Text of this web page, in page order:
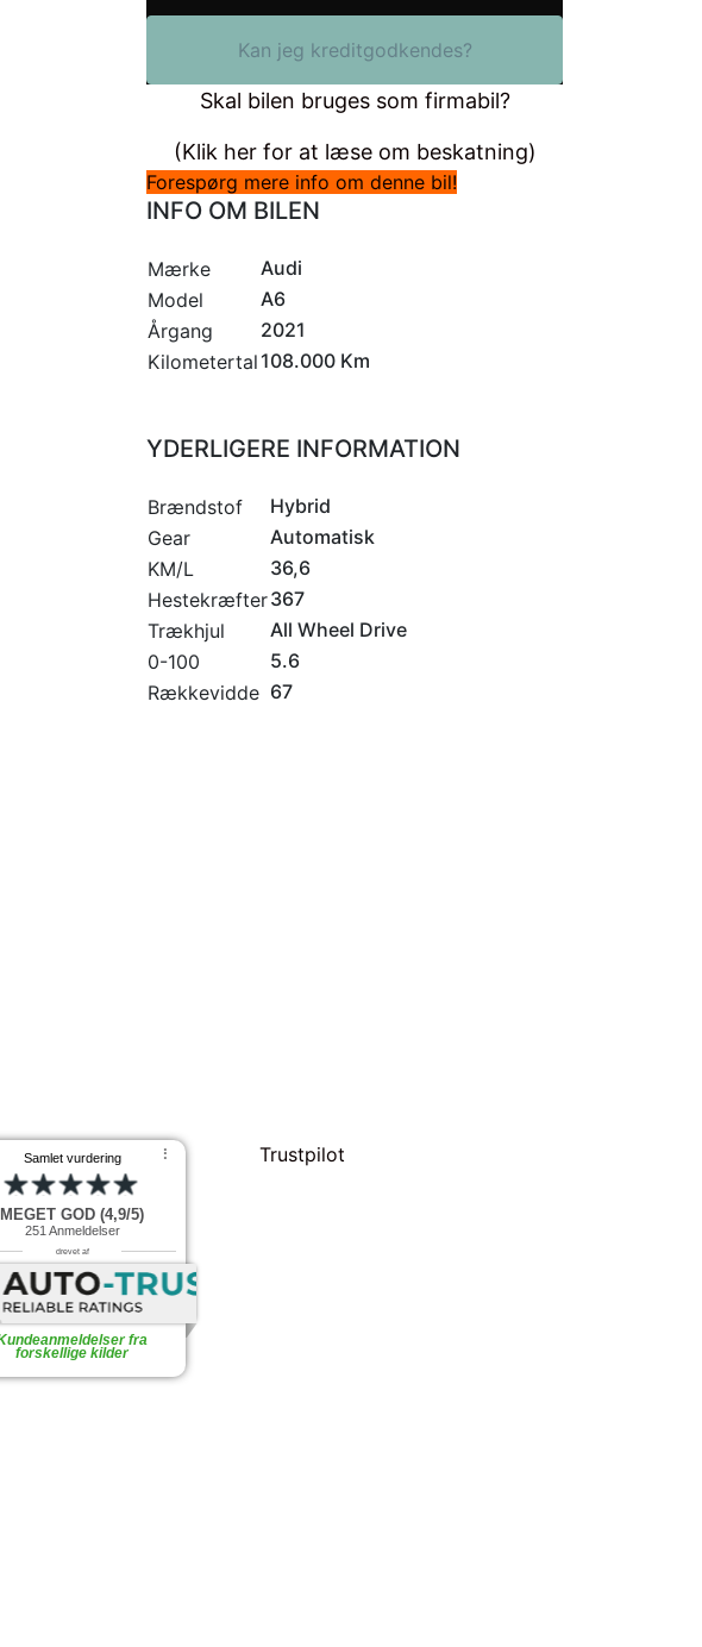
Kan jeg kreditgodkendes?
Skal bilen bruges som firmabil?
(Klik her for at læse om beskatning)
Forespørg mere info om denne bil!
INFO OM BILEN
Mærke
Audi
Model
A6
Årgang
2021
Kilometertal 108.000 Km
YDERLIGERE INFORMATION
Brændstof
Hybrid
Gear
Automatisk
KM/L
36,6
Hestekræfter367
Trækhjul
All Wheel Drive
0-100
5.6
Rækkevidde 67
Samlet vurdering ⠇
MEGET GOD (4,9/5)
251 Anmeldelser
drevet af
fra
forskellige kilder
Trustpilot